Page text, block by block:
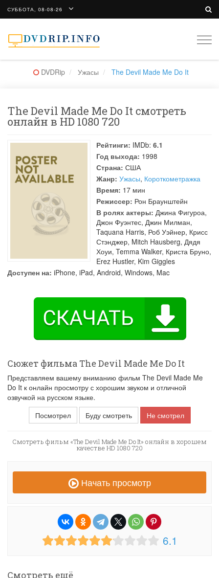
СУББОТА, 08-08-26
DVDRip Ужасы The Devil Made Me Do It
The Devil Made Me Do It смотреть
онлайн в HD 1080 720
Рейтинги: IMDb: 6.1
Год выхода: 1998
Страна: США
Жанр: Ужасы, Короткометражка
Время: 17 мин
Режиссер: Рон Браунштейн
В ролях актеры: Джина Фигуроа,
Джон Фуэнтес, Джин Милман,
Taquana Harris, Роб Уэйнер, Крисс
Стэнджер, Mitch Hausberg, Дядя
Хоуи, Temma Walker, Криста Бруно,
Erez Hustler, Kim Giggles
Доступен на: iPhone, iPad, Android, Windows, Mac
Сюжет фильма The Devil Made Me Do It
Представляем вашему вниманию фильм The Devil Made Me
Do It к онлайн просмотру с хорошим звуком и отличной
озвучкой на русском языке.
Посмотрел
Буду смотреть Не смотрел
Смотреть фильм «The Devil Made Me Do It» онлайн в хорошем
качестве HD 1080 720
Начать просмотр
6.1
Смотреть ещё